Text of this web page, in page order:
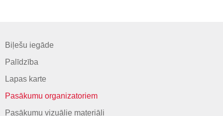
Biļešu iegāde
Palīdzība
Lapas karte
Pasākumu organizatoriem
Pasākumu vizuālie materiāli